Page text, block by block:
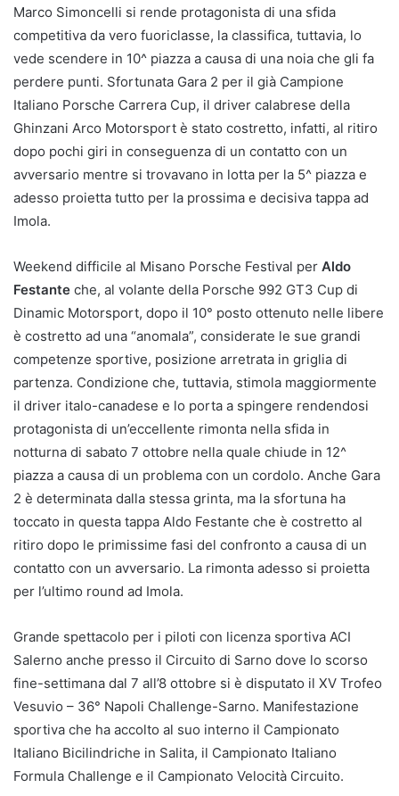
Marco Simoncelli si rende protagonista di una sfida
competitiva da vero fuoriclasse, la classifica, tuttavia, lo
vede scendere in 10^ piazza a causa di una noia che gli fa
perdere punti. Sfortunata Gara 2 per il già Campione
Italiano Porsche Carrera Cup, il driver calabrese della
Ghinzani Arco Motorsport è stato costretto, infatti, al ritiro
dopo pochi giri in conseguenza di un contatto con un
avversario mentre si trovavano in lotta per la 5^ piazza e
adesso proietta tutto per la prossima e decisiva tappa ad
Imola.
Weekend difficile al Misano Porsche Festival per Aldo
Festante che, al volante della Porsche 992 GT3 Cup di
Dinamic Motorsport, dopo il 10° posto ottenuto nelle libere
è costretto ad una “anomala”, considerate le sue grandi
competenze sportive, posizione arretrata in griglia di
partenza. Condizione che, tuttavia, stimola maggiormente
il driver italo-canadese e lo porta a spingere rendendosi
protagonista di un’eccellente rimonta nella sfida in
notturna di sabato 7 ottobre nella quale chiude in 12^
piazza a causa di un problema con un cordolo. Anche Gara
2 è determinata dalla stessa grinta, ma la sfortuna ha
toccato in questa tappa Aldo Festante che è costretto al
ritiro dopo le primissime fasi del confronto a causa di un
contatto con un avversario. La rimonta adesso si proietta
per l’ultimo round ad Imola.
Grande spettacolo per i piloti con licenza sportiva ACI
Salerno anche presso il Circuito di Sarno dove lo scorso
fine-settimana dal 7 all’8 ottobre si è disputato il XV Trofeo
Vesuvio – 36° Napoli Challenge-Sarno. Manifestazione
sportiva che ha accolto al suo interno il Campionato
Italiano Bicilindriche in Salita, il Campionato Italiano
Formula Challenge e il Campionato Velocità Circuito.